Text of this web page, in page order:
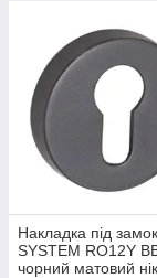
Накладка під замок
SYSTEM RO12Y
чорний матовий